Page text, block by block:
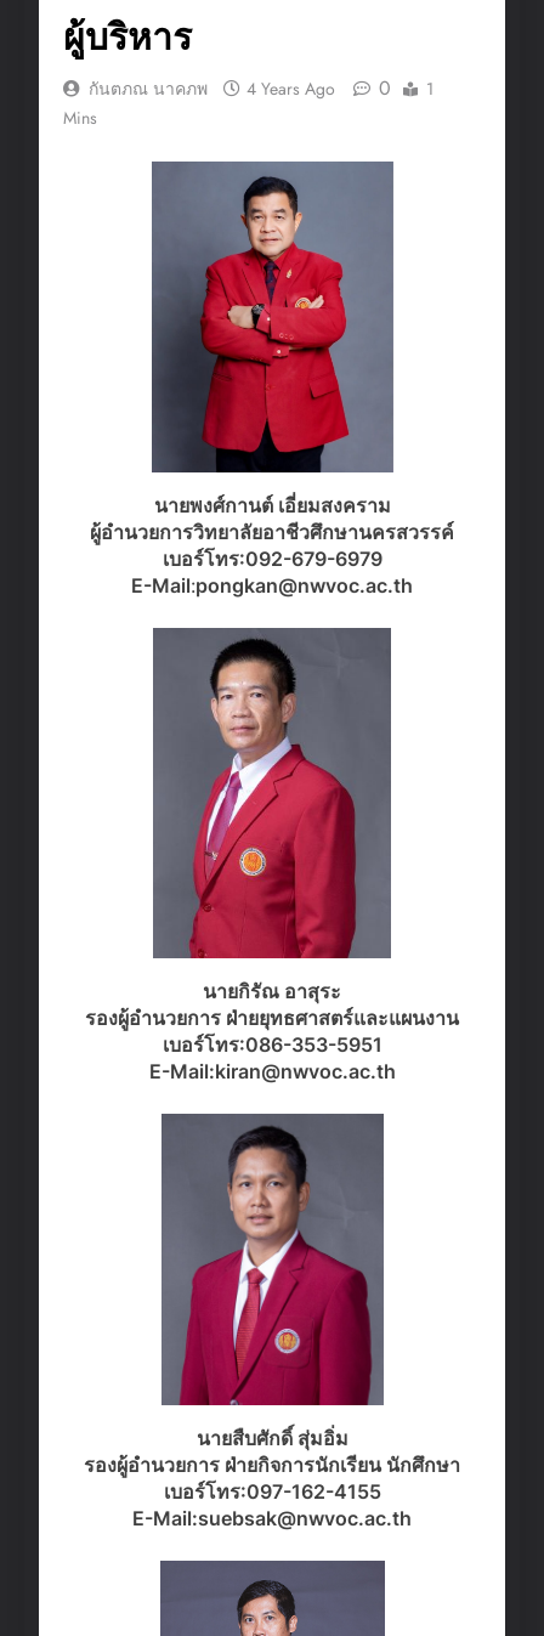
ผู้บริหาร
กันตภณ นาคภพ 4 Years Ago 0
1
Mins
นายพงศ์กานต์ เอี่ยมสงคราม
ผู้อำนวยการวิทยาลัยอาชีวศึกษานครสวรรค์
เบอร์โทร:092-679-6979
E-Mail:pongkan@nwvoc.ac.th
นายกิรัณ อาสุระ
รองผู้อำนวยการ ฝ่ายยุทธศาสตร์และแผนงาน
เบอร์โทร:086-353-5951
E-Mail:kiran@nwvoc.ac.th
นายสืบศักดิ์ สุ่มอิ่ม
รองผู้อำนวยการ ฝ่ายกิจการนักเรียน นักศึกษา
เบอร์โทร:097-162-4155
E-Mail:suebsak@nwvoc.ac.th